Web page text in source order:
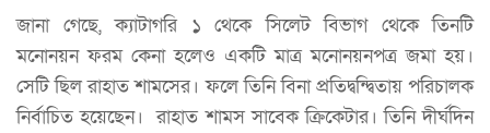
জানা গেছে, ক্যাটাগরি ১ থেকে সিলেট বিভাগ থেকে তিনটি
মনোনয়ন ফরম কেনা হলেও একটি মাত্র মনোনয়নপত্র জমা হয়।
সেটি ছিল রাহাত শামসের। ফলে তিনি বিনা প্রতিদ্বন্দ্বিতায় পরিচালক
নির্বাচিত হয়েছেন। রাহাত শামস সাবেক ক্রিকেটার। তিনি দীর্ঘদিন